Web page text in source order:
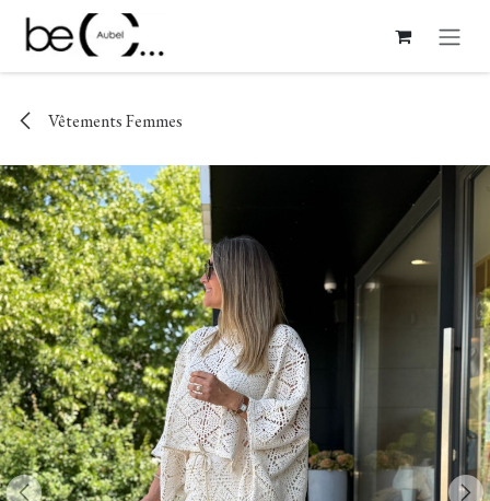
Se rendre au contenu
Vêtements Femmes